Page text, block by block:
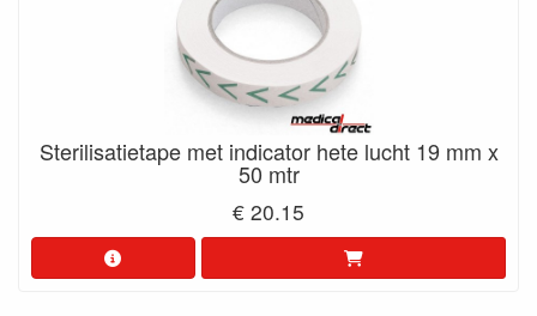
Sterilisatietape met indicator hete lucht 19 mm x
50 mtr
€ 20.15